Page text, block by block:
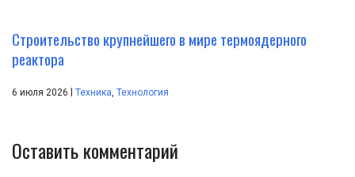
Строительство крупнейшего в мире термоядерного
реактора
6 июля 2026 Техника, Технология
Оставить комментарий